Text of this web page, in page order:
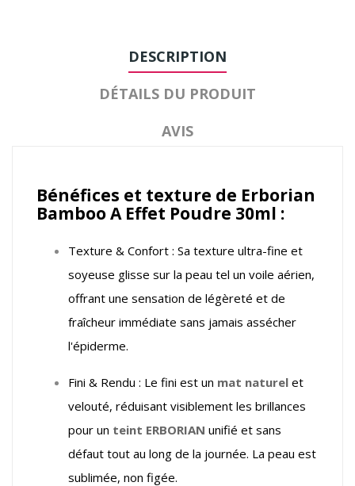
DESCRIPTION
DÉTAILS DU PRODUIT
AVIS
Bénéfices et texture de Erborian
Bamboo A Effet Poudre 30ml :
Texture & Confort : Sa texture ultra-fine et
soyeuse glisse sur la peau tel un voile aérien,
offrant une sensation de légèreté et de
fraîcheur immédiate sans jamais assécher
l'épiderme.
Fini & Rendu : Le fini est un mat naturel et
velouté, réduisant visiblement les brillances
pour un teint ERBORIAN unifié et sans
défaut tout au long de la journée. La peau est
sublimée, non figée.